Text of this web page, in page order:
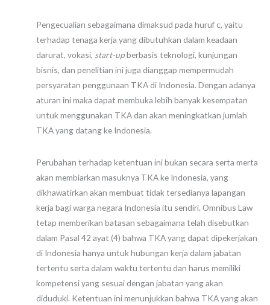
Pengecualian sebagaimana dimaksud pada huruf c, yaitu
terhadap tenaga kerja yang dibutuhkan dalam keadaan
darurat, vokasi, start-upberbasis teknologi, kunjungan
bisnis, dan penelitian ini juga dianggap mempermudah
persyaratan penggunaan TKA di Indonesia. Dengan adanya
aturan ini maka dapat membuka lebih banyak kesempatan
untuk menggunakan TKA dan akan meningkatkan jumlah
TKA yang datang ke Indonesia.
Perubahan terhadap ketentuan ini bukan secara serta merta
akan membiarkan masuknya TKA ke Indonesia, yang
dikhawatirkan akan membuat tidak tersedianya lapangan
kerja bagi warga negara Indonesia itu sendiri. Omnibus Law
tetap memberikan batasan sebagaimana telah disebutkan
dalam Pasal 42 ayat (4) bahwa TKA yang dapat dipekerjakan
di Indonesia hanya untuk hubungan kerja dalam jabatan
tertentu serta dalam waktu tertentu dan harus memiliki
kompetensi yang sesuai dengan jabatan yang akan
diduduki. Ketentuan ini menunjukkan bahwa TKA yang akan